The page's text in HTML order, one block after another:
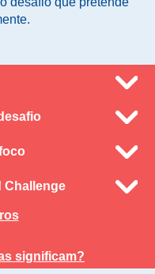
Challenge
significam?